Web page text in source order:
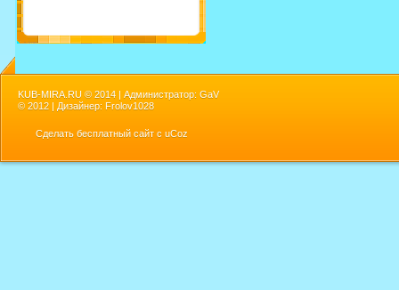
KUB-MIRA.RU © 2014 | Администратор: GaV
© 2012 | Дизайнер: Frolov1028
Сделать бесплатный сайт с uCoz